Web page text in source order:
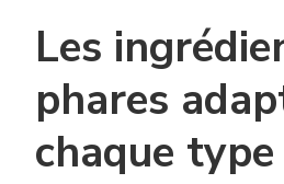
Les
phares
chaque